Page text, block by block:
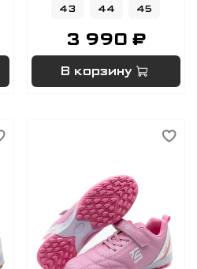
43
44 45
3 990 ₽
В корзину